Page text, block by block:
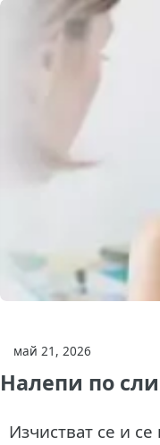
май 21, 2026
Налепи по
Изчистват се и